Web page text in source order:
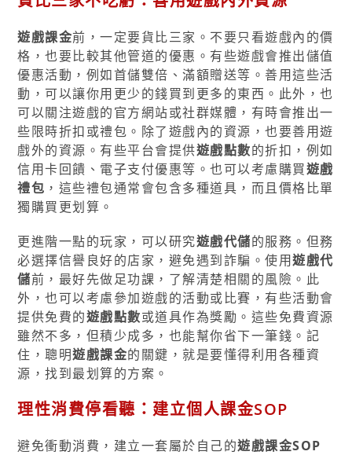
遊戲課金前，一定要貨比三家。不要只看遊戲內的價
格，也要比較其他管道的優惠。有些遊戲會推出儲值
優惠活動，例如首儲雙倍、滿額贈送等。善用這些活
動，可以讓你用更少的錢買到更多的東西。此外，也
可以關注遊戲的官方網站或社群媒體，有時會推出一
些限時折扣或禮包。除了遊戲內的資源，也要善用遊
戲外的資源。有些平台會提供遊戲點數的折扣，例如
信用卡回饋、電子支付優惠等。也可以考慮購買遊戲
禮包 ，這些禮包通常會包含多種道具，而且價格比單
獨購買更划算。
更進階一點的玩家，可以研究遊戲代儲的服務。但務
必選擇信譽良好的店家，避免遇到詐騙。使用遊戲代
儲前，最好先做足功課，了解清楚相關的風險。此
外，也可以考慮參加遊戲的活動或比賽，有些活動會
提供免費的遊戲點數或道具作為獎勵。這些免費資源
雖然不多，但積少成多，也能幫你省下一筆錢。記
住，聰明遊戲課金的關鍵，就是要懂得利用各種資
源，找到最划算的方案。
理性消費停看聽：建立個人課金SOP
避免衝動消費，建立一套屬於自己的遊戲課金SOP